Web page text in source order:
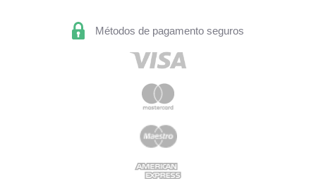
Métodos de pagamento seguros